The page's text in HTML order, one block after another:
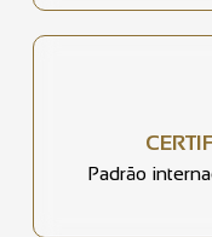
Padrão